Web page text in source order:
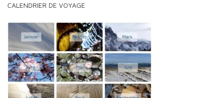
CALENDRIER DE VOYAGE